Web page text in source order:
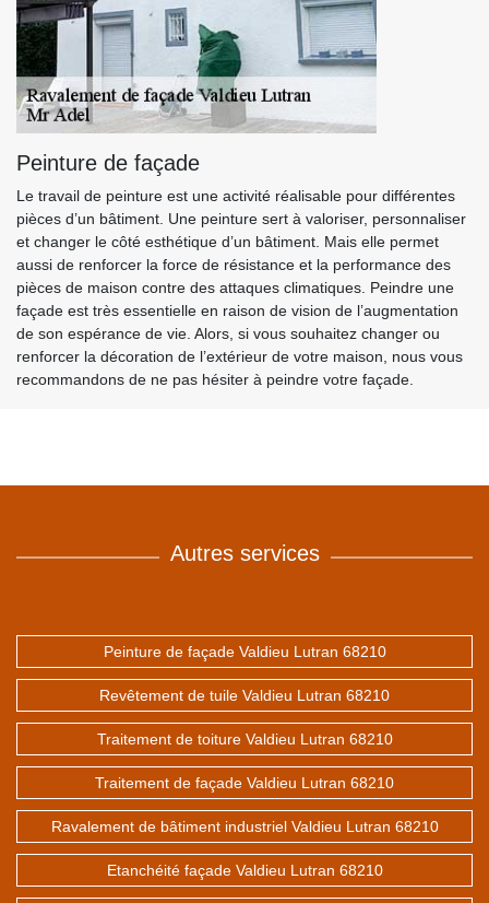
Peinture de façade
Le travail de peinture est une activité réalisable pour différentes
pièces d’un bâtiment. Une peinture sert à valoriser, personnaliser
et changer le côté esthétique d’un bâtiment. Mais elle permet
aussi de renforcer la force de résistance et la performance des
pièces de maison contre des attaques climatiques. Peindre une
façade est très essentielle en raison de vision de l’augmentation
de son espérance de vie. Alors, si vous souhaitez changer ou
renforcer la décoration de l’extérieur de votre maison, nous vous
recommandons de ne pas hésiter à peindre votre façade.
Autres services
Peinture de façade Valdieu Lutran 68210
Revêtement de tuile Valdieu Lutran 68210
Traitement de toiture Valdieu Lutran 68210
Traitement de façade Valdieu Lutran 68210
Ravalement de bâtiment industriel Valdieu Lutran 68210
Etanchéité façade Valdieu Lutran 68210